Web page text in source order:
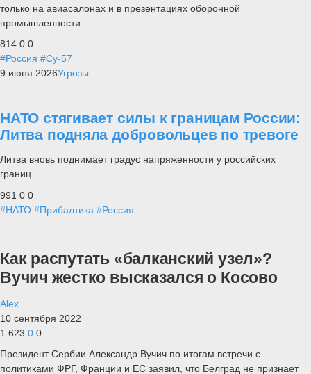
только на авиасалонах и в презентациях оборонной
промышленности.
814 0 0
#Россия #Су-57
9 июня 2026Угрозы
НАТО стягивает силы к границам России:
Литва подняла добровольцев по тревоге
Литва вновь поднимает градус напряженности у российских
границ.
991 0 0
#НАТО #Прибалтика #Россия
Как распутать «балканский узел»?
Вучич жестко высказался о Косово
Alex
10 сентября 2022
1 623 0 0
Президент Сербии Александр Вучич по итогам встречи с
политиками ФРГ, Франции и ЕС заявил, что Белград не признает